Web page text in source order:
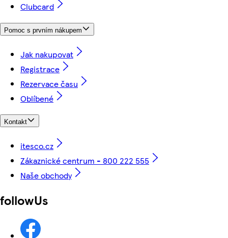
Clubcard
Pomoc s prvním nákupem
Jak nakupovat
Registrace
Rezervace času
Oblíbené
Kontakt
itesco.cz
Zákaznické centrum - 800 222 555
Naše obchody
followUs